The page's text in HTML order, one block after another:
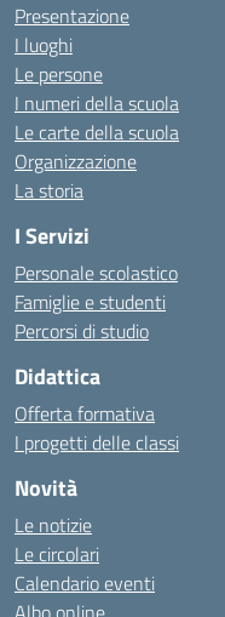
Presentazione
I luoghi
Le persone
I numeri della scuola
Le carte della scuola
Organizzazione
La storia
I Servizi
Personale scolastico
Famiglie e studenti
Percorsi di studio
Didattica
Offerta formativa
I progetti delle classi
Novità
Le notizie
Le circolari
Calendario eventi